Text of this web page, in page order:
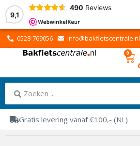
9,1
490 Reviews
0528-769056 info@bakfietscentrale.nl
0
Gratis levering vanaf €100,- (NL)